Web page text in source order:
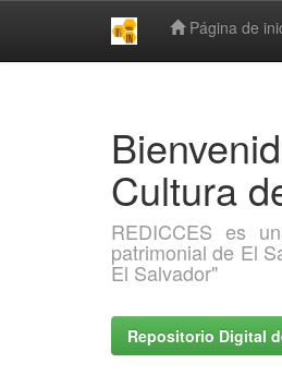
Página de
Cultura
REDICCES es
patrimonial de El
El Salvador"
Repositorio Digital